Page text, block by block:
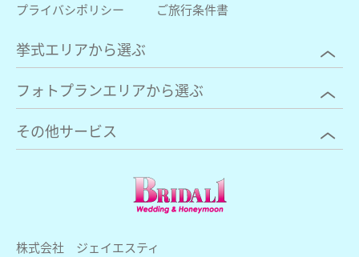
株式会社 ジェイエスティ
プライバシポリシー
ご旅行条件書
挙式エリアから選ぶ
フォトプランエリアから選ぶ
その他サービス